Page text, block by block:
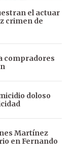
el actuar
crimen de
compradores
doloso
Martínez
en Fernando